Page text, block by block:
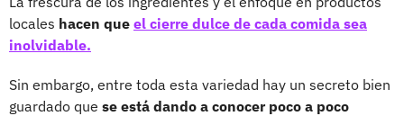
locales hacen que el cierre dulce de cada comida sea
inolvidable.
Sin embargo, entre toda esta variedad hay un secreto bien
guardado que se está dando a conocer poco a poco